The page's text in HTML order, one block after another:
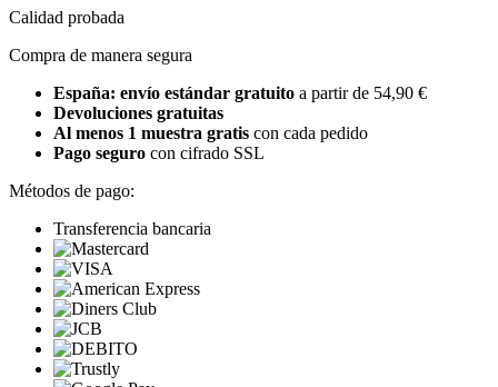
Calidad probada
Compra de manera segura
España: envío estándar gratuito a partir de 54,90 €
Devoluciones gratuitas
Al menos 1 muestra gratis con cada pedido
Pago seguro con cifrado SSL
Métodos de pago:
Transferencia bancaria